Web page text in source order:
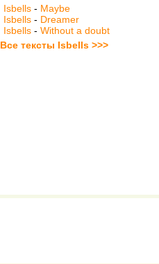
Isbells - Maybe
Isbells - Dreamer
Isbells - Without a doubt
Все тексты Isbells >>>